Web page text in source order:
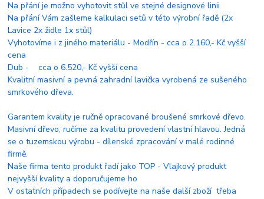
Na přání je možno vyhotovit stůl ve stejné designové linii
Na přání Vám zašleme kalkulaci setů v této výrobní řadě (2x
Lavice 2x židle 1x stůl)
Vyhotovíme i z jiného materiálu - Modřín - cca o 2.160,- Kč vyšší
cena
Dub - cca o 6.520,- Kč vyšší cena
Kvalitní masivní a pevná zahradní lavička vyrobená ze sušeného
smrkového dřeva.
Garantem kvality je ručně opracované broušené smrkové dřevo.
Masivní dřevo, ručíme za kvalitu provedení vlastní hlavou. Jedná
se o tuzemskou výrobu - dílenské zpracování v malé rodinné
firmě.
Naše firma tento produkt řadí jako TOP - Vlajkový produkt
nejvyšší kvality a doporučujeme ho
V ostatních případech se podívejte na naše další zboží třeba